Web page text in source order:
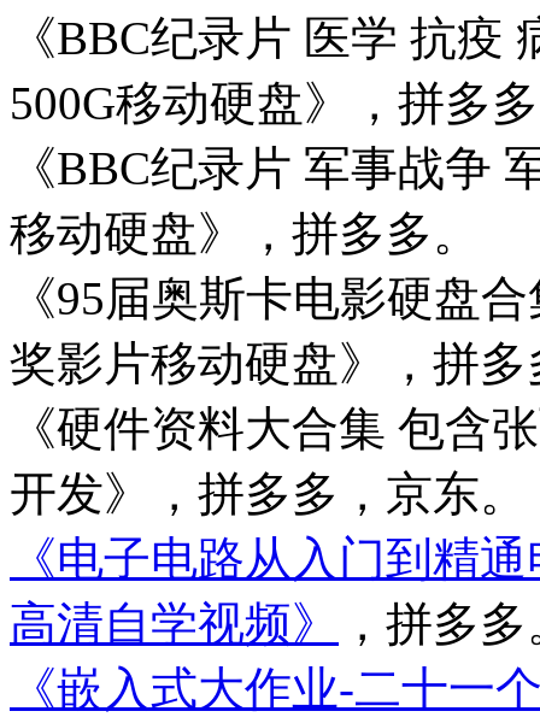
《BBC纪录片 医学 抗疫
500G移动硬盘》，拼多
《BBC纪录片 军事战争
移动硬盘》，拼多多。
《95届奥斯卡电影硬盘
奖影片移动硬盘》，拼多
《硬件资料大合集 包含
开发》，拼多多，京东。
《电子电路从入门到精
高清自学视频》
，拼多
《嵌入式大作业-二十一